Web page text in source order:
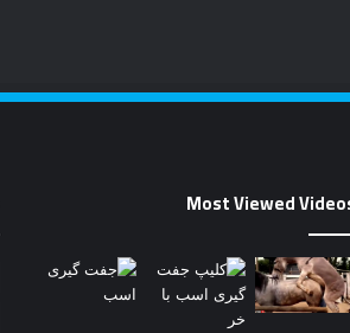
Most Viewed